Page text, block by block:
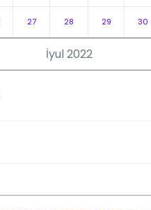
İyul 2022
27 28 29 30